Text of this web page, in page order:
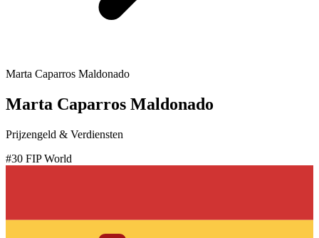
Marta Caparros Maldonado
Marta Caparros Maldonado
Prijzengeld & Verdiensten
#30 FIP World